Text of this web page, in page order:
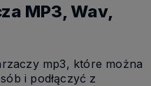
MP3, Wav,
mp3, które można
i podłączyć z